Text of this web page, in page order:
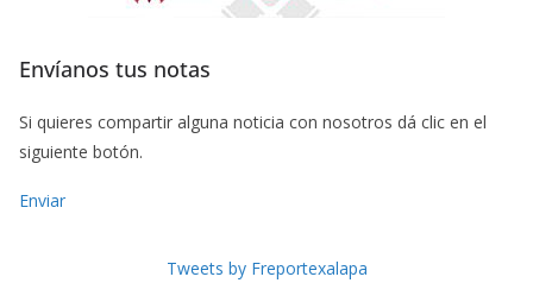
Envíanos tus notas
Si quieres compartir alguna noticia con nosotros dá clic en el
siguiente botón.
Enviar
Tweets by Freportexalapa